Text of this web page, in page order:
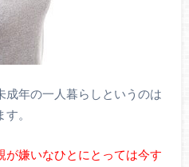
成年の一人暮らしというのは
。
が嫌いなひとにとっては今す